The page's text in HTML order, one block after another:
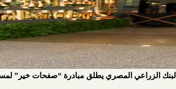
البنك الزراعي المصري يطلق مبادرة “صفحات خير”